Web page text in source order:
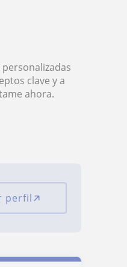
clave y a
ahora.
perfil